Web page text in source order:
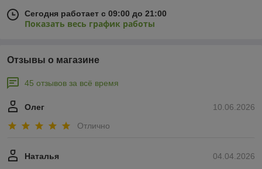
Сегодня работает с 09:00 до 21:00
Показать весь график работы
Отзывы о магазине
45 отзывов за всё время
10.06.2026
Олег
Отлично
04.04.2026
Наталья